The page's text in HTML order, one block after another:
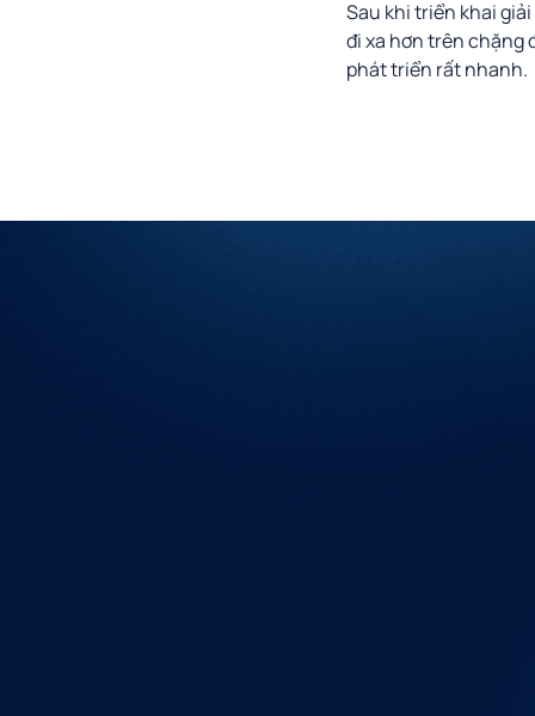
Sau khi triển khai
đi xa hơn trên chặng
phát triển rất nhanh.